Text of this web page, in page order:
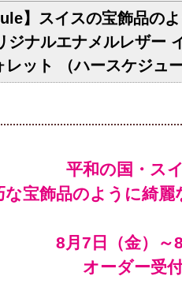
】スイスの宝飾品の
ジナルエナメルレザー
ット （ハースケジュー
平和の国・ス
な宝飾品のように綺麗
オーダー受